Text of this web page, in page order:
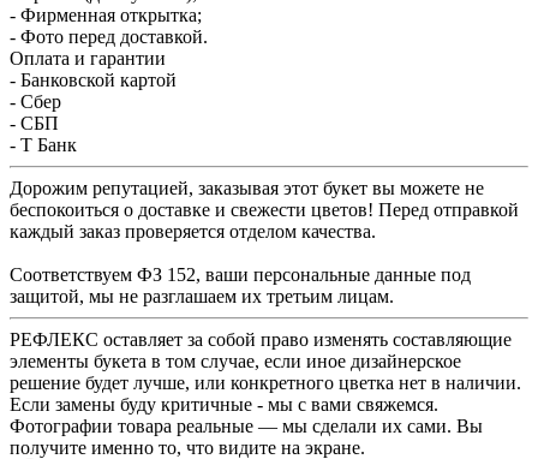
- Фирменная открытка;
- Фото перед доставкой.
Оплата и гарантии
- Банковской картой
- Сбер
- СБП
- Т Банк
Дорожим репутацией, заказывая этот букет вы можете не
беспокоиться о доставке и свежести цветов! Перед отправкой
каждый заказ проверяется отделом качества.
Соответствуем ФЗ 152, ваши персональные данные под
защитой, мы не разглашаем их третьим лицам.
РЕФЛЕКС оставляет за собой право изменять составляющие
элементы букета в том случае, если иное дизайнерское
решение будет лучше, или конкретного цветка нет в наличии.
Если замены буду критичные - мы с вами свяжемся.
Фотографии товара реальные — мы сделали их сами. Вы
получите именно то, что видите на экране.